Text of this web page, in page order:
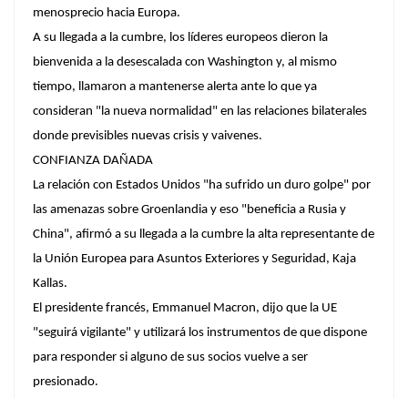
menosprecio hacia Europa.
A su llegada a la cumbre, los líderes europeos dieron la
bienvenida a la desescalada con Washington y, al mismo
tiempo, llamaron a mantenerse alerta ante lo que ya
consideran "la nueva normalidad" en las relaciones bilaterales
donde previsibles nuevas crisis y vaivenes.
CONFIANZA DAÑADA
La relación con Estados Unidos "ha sufrido un duro golpe" por
las amenazas sobre Groenlandia y eso "beneficia a Rusia y
China", afirmó a su llegada a la cumbre la alta representante de
la Unión Europea para Asuntos Exteriores y Seguridad, Kaja
Kallas.
El presidente francés, Emmanuel Macron, dijo que la UE
"seguirá vigilante" y utilizará los instrumentos de que dispone
para responder si alguno de sus socios vuelve a ser
presionado.